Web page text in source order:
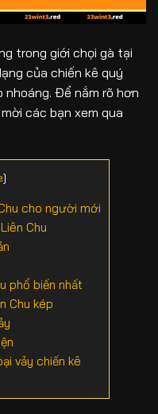
trong giới chọi gà tại
của chiến kê quý
nhoáng. Để nắm rõ hơn
các bạn xem qua
]
cho người mới
Chu
phổ biến nhất
Chu kép
vảy chiến kê